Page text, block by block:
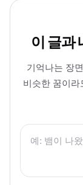
이 글과
기억나는 장
비슷한 꿈이